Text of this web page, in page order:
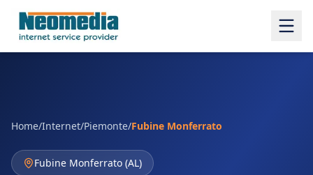
Home/Internet/Piemonte/Fubine Monferrato
Fubine Monferrato (AL)